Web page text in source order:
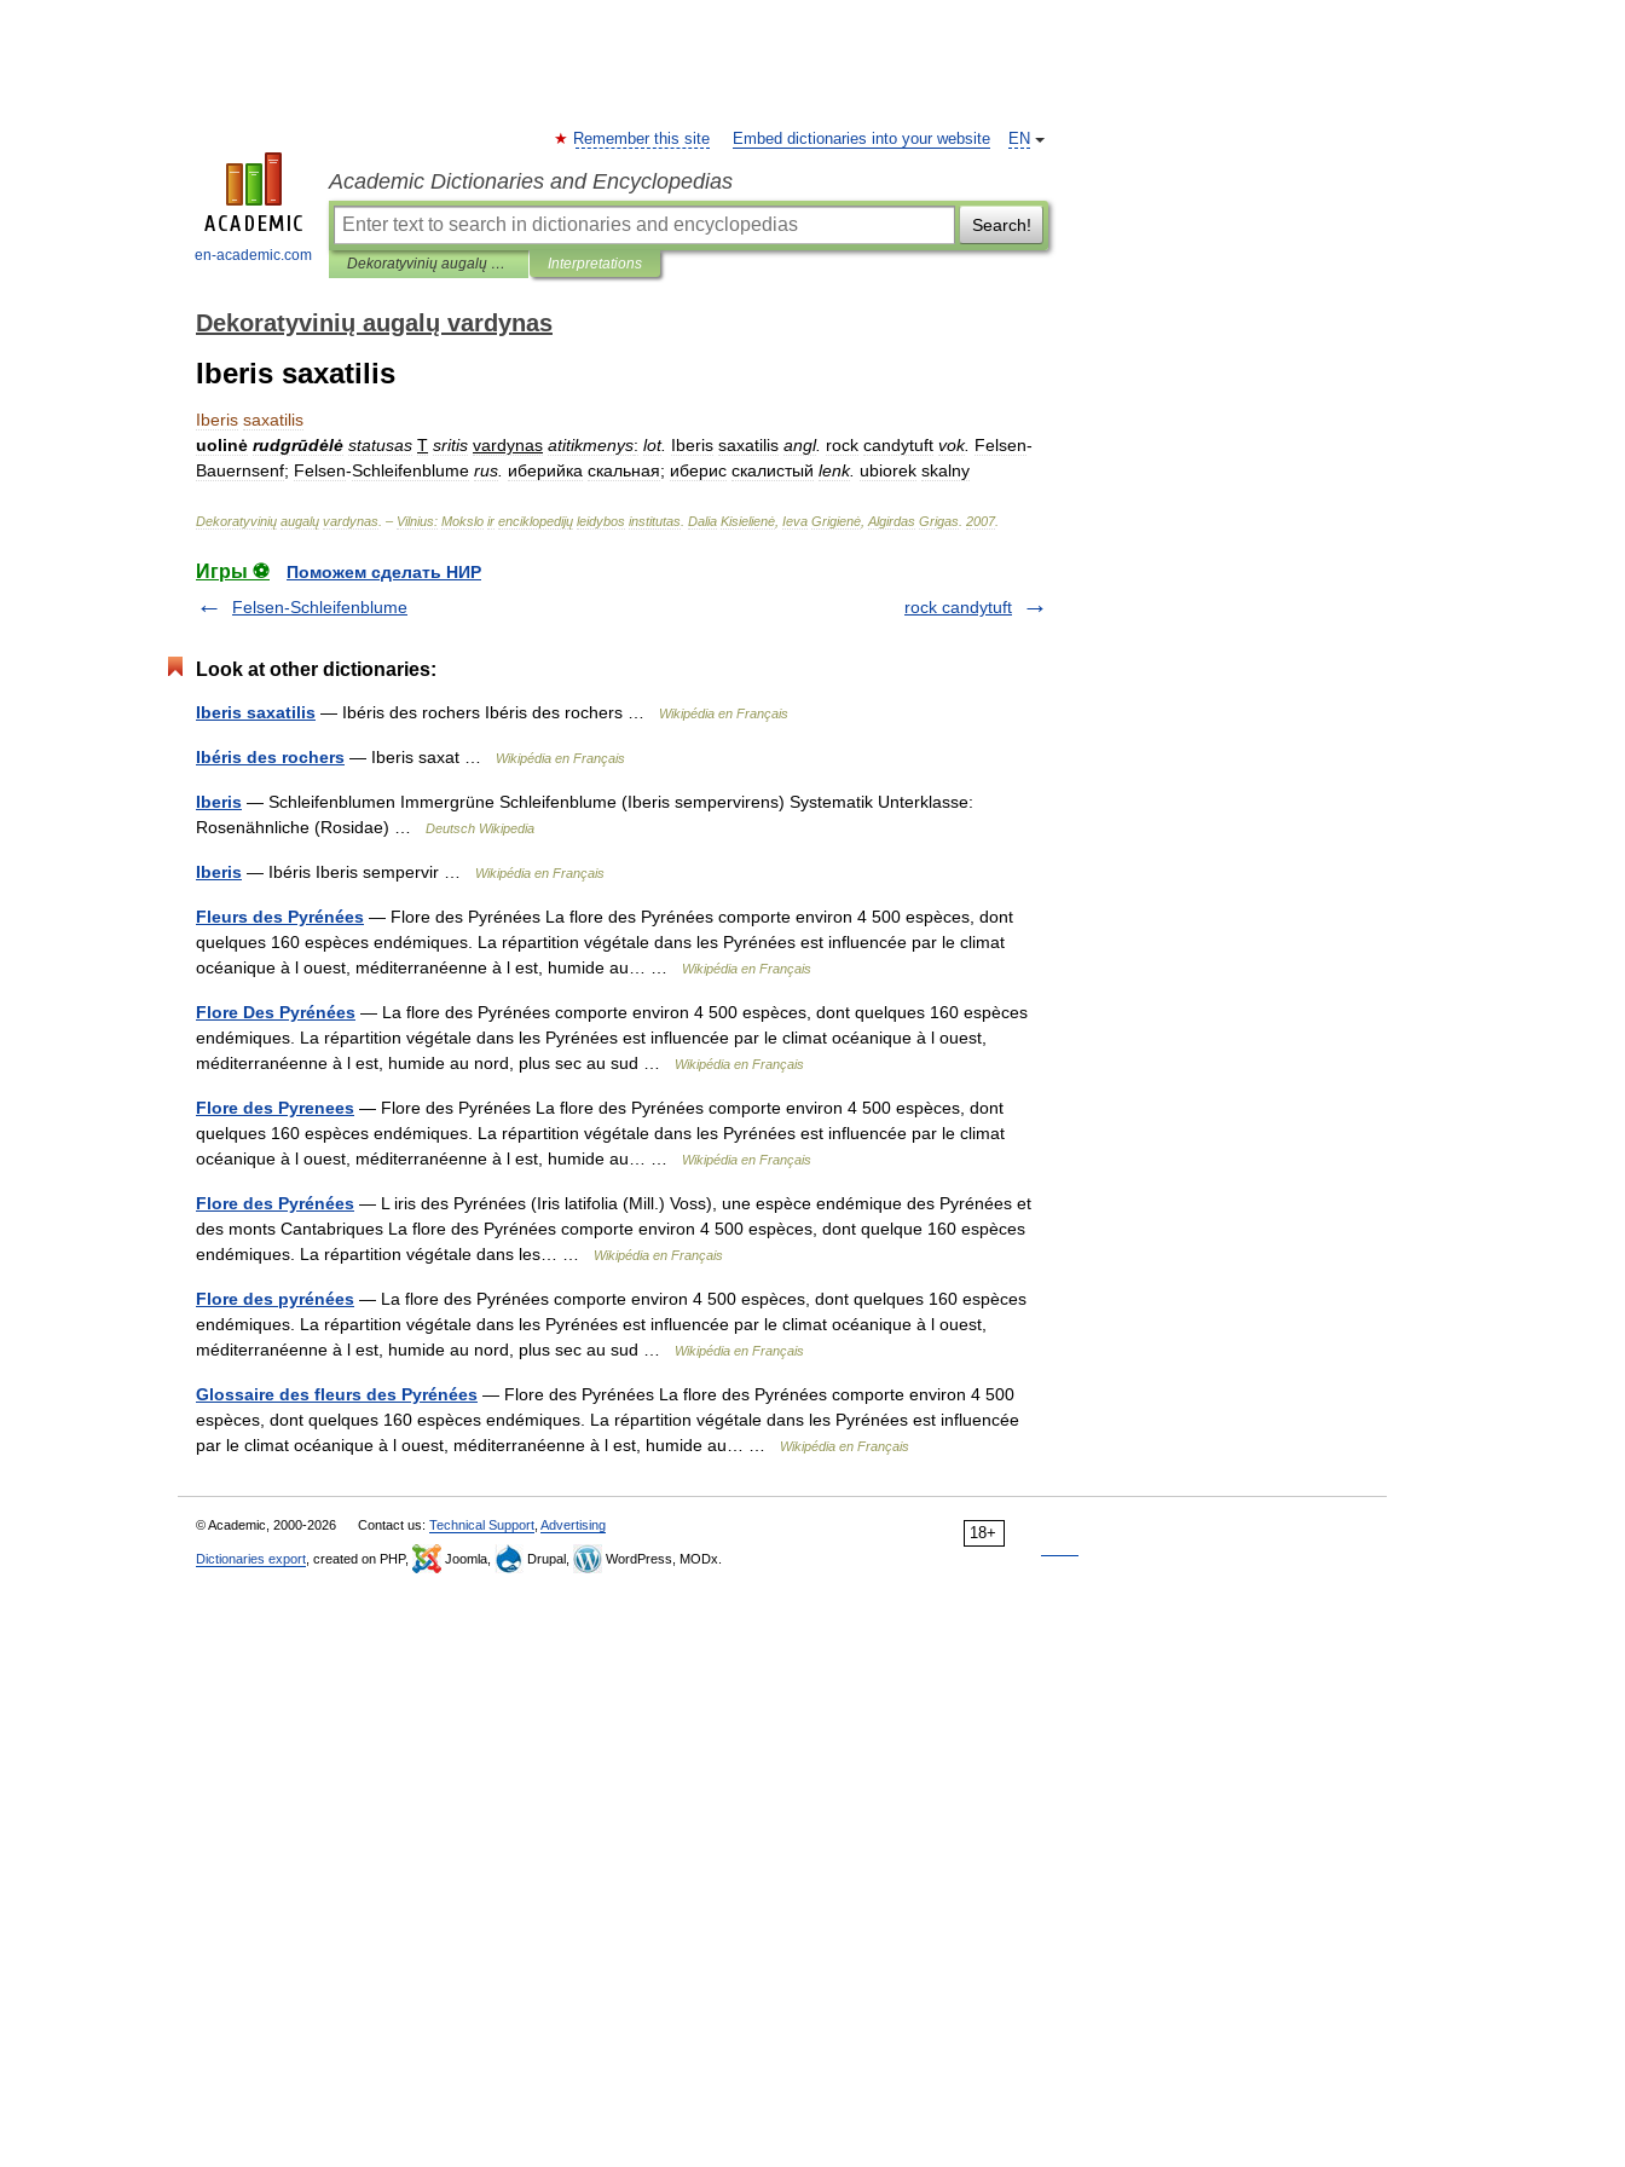
en-academic.com
EN
Remember this site Embed dictionaries into your website
Academic Dictionaries and Encyclopedias
Search!
Dekoratyvinių augalų vardynas Interpretations
Dekoratyvinių augalų vardynas
Iberis saxatilis
Iberis saxatilis
uolinė rudgrūdėlė statusas T sritis vardynas atitikmenys: lot. Iberis saxatilis angl. rock candytuft vok. Felsen-
Bauernsenf; Felsen-Schleifenblume rus иберийка скальная; иберис скалистый lenk. ubiorek skalny
Dekoratyvinių augalų vardynas . – Vilnius: Mokslo ir enciklopedijų leidybos institutas Dalia Kisielienė Ieva Grigienė Algirdas Grigas 2007.
Игры ⚽
Поможем сделать НИР
Felsen-Schleifenblume
rock candytuft
Look at other dictionaries:
Iberis saxatilis — Ibéris des rochers Ibéris des rochers … Wikipédia en Français
Ibéris des rochers — Iberis saxat … Wikipédia en Français
Iberis — Schleifenblumen Immergrüne Schleifenblume (Iberis sempervirens) Systematik Unterklasse:
Rosenähnliche (Rosidae) …
Deutsch Wikipedia
Iberis — Ibéris Iberis sempervir … Wikipédia en Français
Fleurs des Pyrénées — Flore des Pyrénées La flore des Pyrénées comporte environ 4 500 espèces, dont
quelques 160 espèces endémiques. La répartition végétale dans les Pyrénées est influencée par le climat
océanique à l ouest, méditerranéenne à l est, humide au… …
Wikipédia en Français
Flore Des Pyrénées — La flore des Pyrénées comporte environ 4 500 espèces, dont quelques 160 espèces
endémiques. La répartition végétale dans les Pyrénées est influencée par le climat océanique à l ouest,
méditerranéenne à l est, humide au nord, plus sec au sud …
Wikipédia en Français
Flore des Pyrenees — Flore des Pyrénées La flore des Pyrénées comporte environ 4 500 espèces, dont
quelques 160 espèces endémiques. La répartition végétale dans les Pyrénées est influencée par le climat
océanique à l ouest, méditerranéenne à l est, humide au… …
Wikipédia en Français
Flore des Pyrénées — L iris des Pyrénées (Iris latifolia (Mill.) Voss), une espèce endémique des Pyrénées et
des monts Cantabriques La flore des Pyrénées comporte environ 4 500 espèces, dont quelque 160 espèces
endémiques. La répartition végétale dans les… …
Wikipédia en Français
Flore des pyrénées — La flore des Pyrénées comporte environ 4 500 espèces, dont quelques 160 espèces
endémiques. La répartition végétale dans les Pyrénées est influencée par le climat océanique à l ouest,
méditerranéenne à l est, humide au nord, plus sec au sud …
Wikipédia en Français
Glossaire des fleurs des Pyrénées — Flore des Pyrénées La flore des Pyrénées comporte environ 4 500
espèces, dont quelques 160 espèces endémiques. La répartition végétale dans les Pyrénées est influencée
par le climat océanique à l ouest, méditerranéenne à l est, humide au… …
Wikipédia en Français
18+
© Academic, 2000-2026 Contact us: Technical Support Advertising
Dictionaries export , created on PHP, Joomla, Drupal, WordPress, MODx.